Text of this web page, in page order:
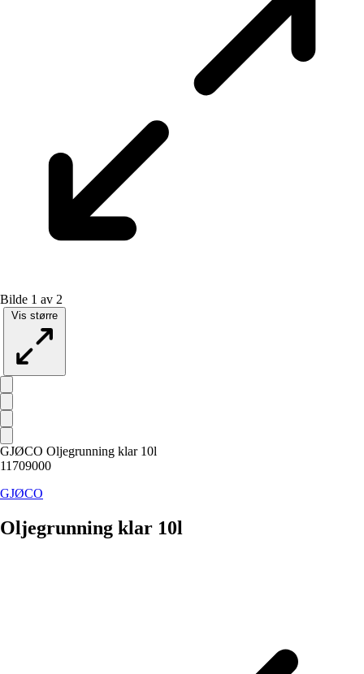
Bilde 1 av 2
Vis større
GJØCO Oljegrunning klar 10l
11709000
GJØCO
Oljegrunning klar 10l